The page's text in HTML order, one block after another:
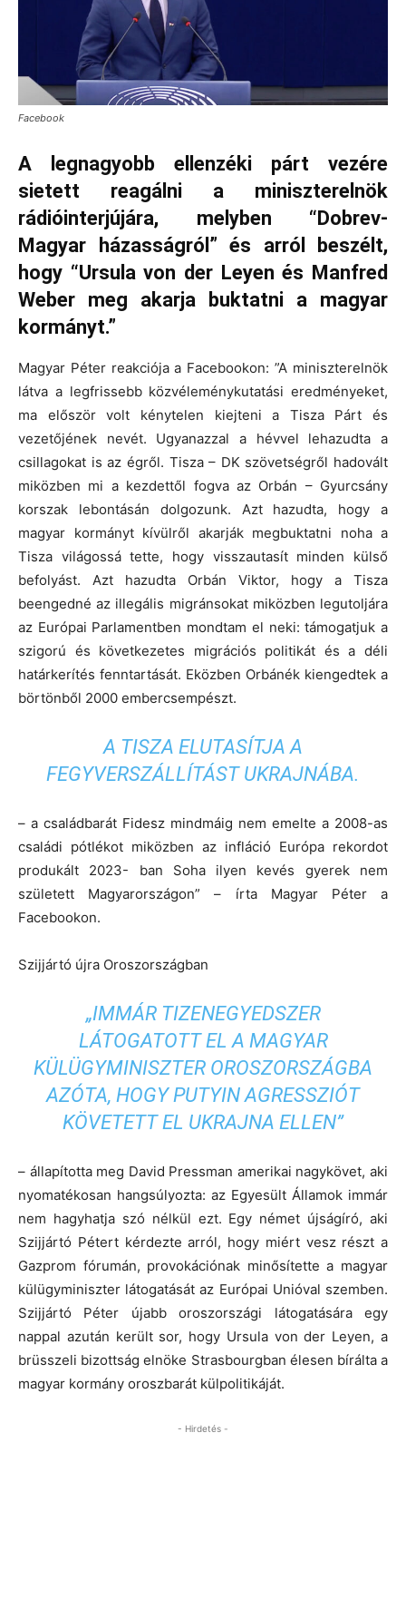
Facebook
A legnagyobb ellenzéki párt vezére
sietett reagálni a miniszterelnök
rádióinterjújára, melyben “Dobrev-
Magyar házasságról” és arról beszélt,
hogy “Ursula von der Leyen és Manfred
Weber meg akarja buktatni a magyar
kormányt.”
Magyar Péter reakciója a Facebookon: ”A miniszterelnök
látva a legfrissebb közvéleménykutatási eredményeket,
ma először volt kénytelen kiejteni a Tisza Párt és
vezetőjének nevét. Ugyanazzal a hévvel lehazudta a
csillagokat is az égről. Tisza – DK szövetségről hadovált
miközben mi a kezdettől fogva az Orbán – Gyurcsány
korszak lebontásán dolgozunk. Azt hazudta, hogy a
magyar kormányt kívülről akarják megbuktatni noha a
Tisza világossá tette, hogy visszautasít minden külső
befolyást. Azt hazudta Orbán Viktor, hogy a Tisza
beengedné az illegális migránsokat miközben legutoljára
az Európai Parlamentben mondtam el neki: támogatjuk a
szigorú és következetes migrációs politikát és a déli
határkerítés fenntartását. Eközben Orbánék kiengedtek a
börtönből 2000 embercsempészt.
A TISZA ELUTASÍTJA A
FEGYVERSZÁLLÍTÁST UKRAJNÁBA.
– a családbarát Fidesz mindmáig nem emelte a 2008-as
családi pótlékot miközben az infláció Európa rekordot
produkált 2023- ban Soha ilyen kevés gyerek nem
született Magyarországon” – írta Magyar Péter a
Facebookon.
Szijjártó újra Oroszországban
„IMMÁR TIZENEGYEDSZER
LÁTOGATOTT EL A MAGYAR
KÜLÜGYMINISZTER OROSZORSZÁGBA
AZÓTA, HOGY PUTYIN AGRESSZIÓT
KÖVETETT EL UKRAJNA ELLEN”
– állapította meg David Pressman amerikai nagykövet, aki
nyomatékosan hangsúlyozta: az Egyesült Államok immár
nem hagyhatja szó nélkül ezt. Egy német újságíró, aki
Szijjártó Pétert kérdezte arról, hogy miért vesz részt a
Gazprom fórumán, provokációnak minősítette a magyar
külügyminiszter látogatását az Európai Unióval szemben.
Szijjártó Péter újabb oroszországi látogatására egy
nappal azután került sor, hogy Ursula von der Leyen, a
brüsszeli bizottság elnöke Strasbourgban élesen bírálta a
magyar kormány oroszbarát külpolitikáját.
- Hirdetés -